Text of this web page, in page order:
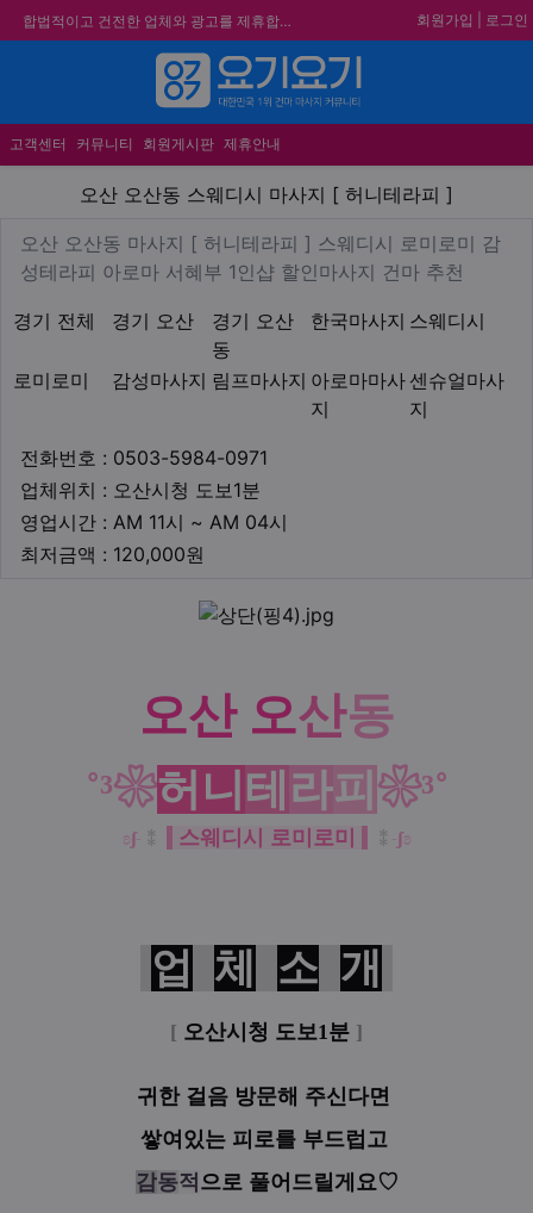
합법적이고 건전한 업체와 광고를 제휴합니다.
★요기요기 설 연휴 휴무 안내★
★ 요기요기 업체회원 안내사항 ★
불건전한 게시글은 삭제 및 회원탈퇴 됩니다.
회원가입 로그인
고객센터 커뮤니티 회원게시판 제휴안내
오산 오산동 스웨디시 마사지
오산 오산동 스웨디시 마사지 [ 허니테라피 ]
업체 정보
오산 오산동 마사지 [ 허니테
오산 오산동 마사지 [ 허니테라피 ] 스웨디시 로미로미 감
성테라피 아로마 서혜부 1인샵 할인마사지 건마 추천
경기 전체 경기 오산
경기 오산
동
지역1 한국마사지 스웨디시
로미로미 감성마사지 림프마사지 아로마마사
지
센슈얼마사
지
테마
전화번호 : 0503-5984-0971
업체위치 : 오산시청 도보1분
영업시간 : AM 11시 ~ AM 04시
최저금액 : 120,000원
오산 오산동
˚³❀허니 테 라피 ❀³˚
ʚʃ ⁑ 스웨디시 로미로미 ⁑ ʃʚ
업 체 소 개
[ 오산시청 도보1분 ]
귀한 걸음 방문해 주신다면
쌓여있는 피로를 부드럽고
감동적 으로 풀어드릴게요♡